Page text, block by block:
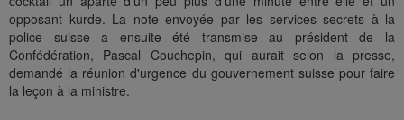
opposant kurde. La note envoyée par les services secrets à la
police suisse a ensuite été transmise au président de la
Confédération, Pascal Couchepin, qui aurait selon la presse,
demandé la réunion d'urgence du gouvernement suisse pour faire
la leçon à la ministre.